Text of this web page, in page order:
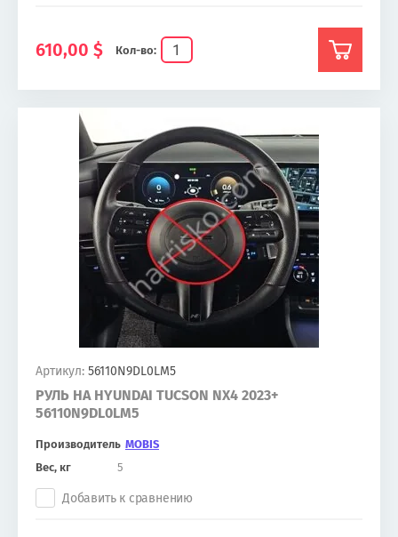
Кол-во:
610,00 $
Артикул: 56110N9DL0LM5
РУЛЬ НА HYUNDAI TUCSON NX4 2023+
56110N9DL0LM5
Производитель MOBIS
Вес, кг
5
Добавить к сравнению